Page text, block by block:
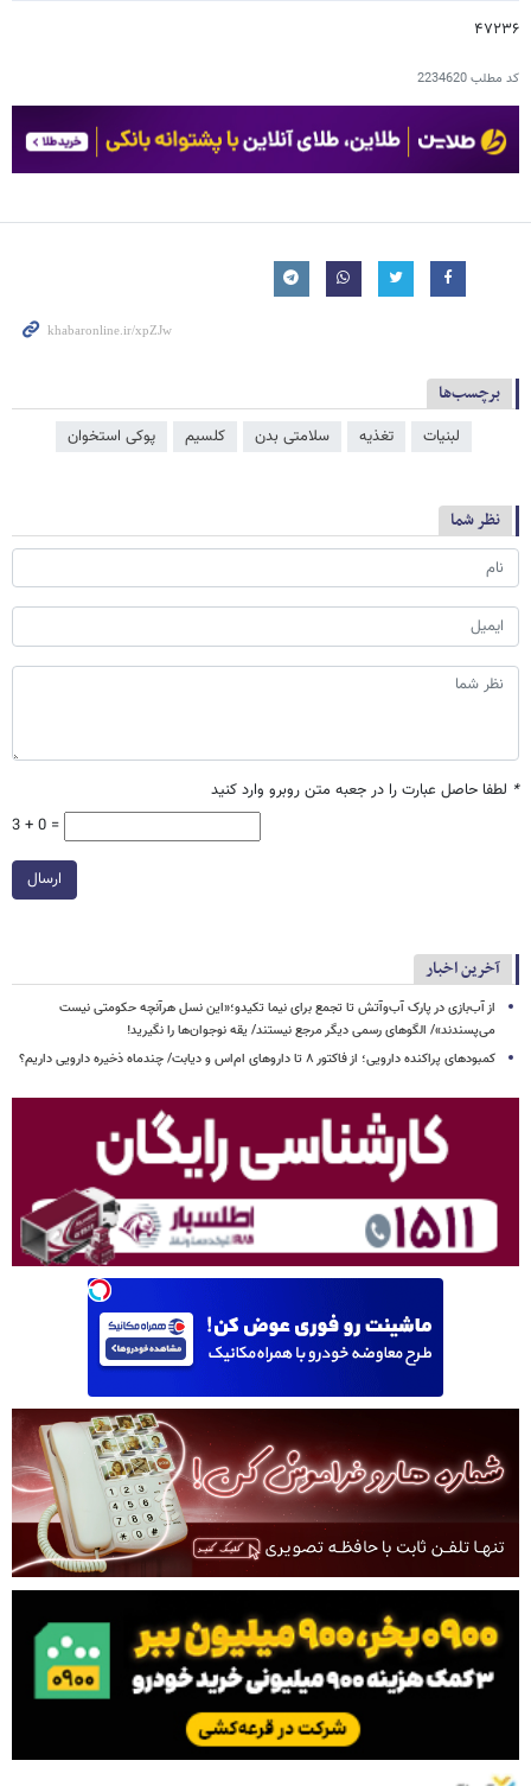
۴۷۲۳۶
کد مطلب2234620
برچسب‌ها
لبنیات تغذیه سلامتی بدن کلسیم پوکی استخوان
نظر شما
* لطفا حاصل عبارت را در جعبه متن روبرو وارد کنید
3 + 0 =
ارسال
آخرین اخبار
از آب‌بازی در پارک آب‌وآتش تا تجمع برای نیما تکیدو؛«این نسل هرآنچه حکومتی نیست
می‌پسندند»/ الگوهای رسمی دیگر مرجع نیستند/ یقه نوجوان‌ها را نگیرید!
کمبودهای پراکنده دارویی؛ از فاکتور ۸ تا داروهای ام‌اس و دیابت/ چندماه ذخیره دارویی داریم؟